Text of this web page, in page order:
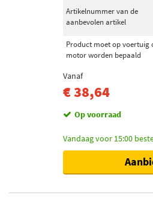
Artikelnummer van de
aanbevolen artikel
Product moet op voertuig
motor worden bepaald
Vanaf
€ 38,64
Op voorraad
Vandaag voor 15:00